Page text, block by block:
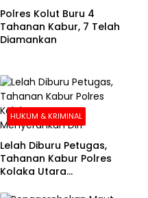
Polres Kolut Buru 4
Tahanan Kabur, 7 Telah
Diamankan
HUKUM & KRIMINAL
Lelah Diburu Petugas,
Tahanan Kabur Polres
Kolaka Utara